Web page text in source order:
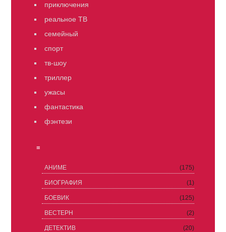
приключения
реальное ТВ
семейный
спорт
тв-шоу
триллер
ужасы
фантастика
фэнтези
≡
АНИМЕ (175)
БИОГРАФИЯ (1)
БОЕВИК (125)
ВЕСТЕРН (2)
ДЕТЕКТИВ (20)